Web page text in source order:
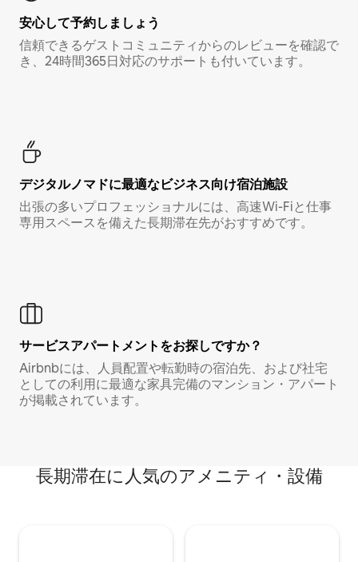
安心して予約しましょう
信頼できるゲストコミュニティからのレビューを確認で
き、24時間365日対応のサポートも付いています。
デジタルノマド⁠に最⁠適⁠なビ⁠ジ⁠ネ⁠ス⁠向⁠け宿⁠泊⁠施⁠設
出張の多いプロフェッショナルには、高速Wi-Fiと仕事
専用スペースを備えた長期滞在先がおすすめです。
サービスアパートメントをお探しですか？
Airbnbには、人員配置や転勤時の宿泊先、および社宅
としての利用に最適な家具完備のマンション・アパート
が掲載されています。
長期滞在に人気のアメニティ・設備